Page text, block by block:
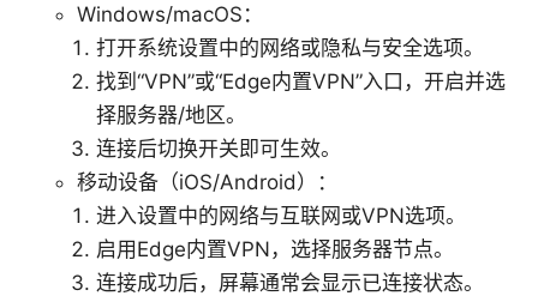
Windows/macOS：
打开系统设置中的网络或隐私与安全选项。
找到“VPN”或“Edge内置VPN”入口，开启并选
择服务器/地区。
连接后切换开关即可生效。
移动设备（iOS/Android）：
进入设置中的网络与互联网或VPN选项。
启用Edge内置VPN，选择服务器节点。
连接成功后，屏幕通常会显示已连接状态。